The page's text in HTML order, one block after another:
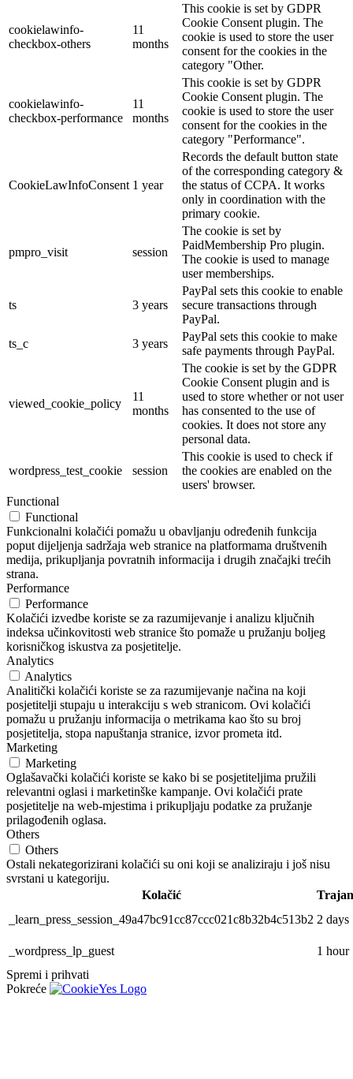
cookielawinfo-
checkbox-others
11
months
This cookie is set by GDPR
Cookie Consent plugin. The
cookie is used to store the user
consent for the cookies in the
category "Other.
cookielawinfo-
checkbox-performance
11
months
This cookie is set by GDPR
Cookie Consent plugin. The
cookie is used to store the user
consent for the cookies in the
category "Performance".
CookieLawInfoConsent 1 year
Records the default button state
of the corresponding category &
the status of CCPA. It works
only in coordination with the
primary cookie.
pmpro_visit session
The cookie is set by
PaidMembership Pro plugin.
The cookie is used to manage
user memberships.
ts 3 years
PayPal sets this cookie to enable
secure transactions through
PayPal.
ts_c
3 years
PayPal sets this cookie to make
safe payments through PayPal.
viewed_cookie_policy
11
months
The cookie is set by the GDPR
Cookie Consent plugin and is
used to store whether or not user
has consented to the use of
cookies. It does not store any
personal data.
wordpress_test_cookie session
This cookie is used to check if
the cookies are enabled on the
users' browser.
Functional
Functional
Funkcionalni kolačići pomažu u obavljanju određenih funkcija
poput dijeljenja sadržaja web stranice na platformama društvenih
medija, prikupljanja povratnih informacija i drugih značajki trećih
strana.
Performance
Performance
Kolačići izvedbe koriste se za razumijevanje i analizu ključnih
indeksa učinkovitosti web stranice što pomaže u pružanju boljeg
korisničkog iskustva za posjetitelje.
Analytics
Analytics
Analitički kolačići koriste se za razumijevanje načina na koji
posjetitelji stupaju u interakciju s web stranicom. Ovi kolačići
pomažu u pružanju informacija o metrikama kao što su broj
posjetitelja, stopa napuštanja stranice, izvor prometa itd.
Marketing
Marketing
Oglašavački kolačići koriste se kako bi se posjetiteljima pružili
relevantni oglasi i marketinške kampanje. Ovi kolačići prate
posjetitelje na web-mjestima i prikupljaju podatke za pružanje
prilagođenih oglasa.
Others
Others
Ostali nekategorizirani kolačići su oni koji se analiziraju i još nisu
svrstani u kategoriju.
Kolačić
_learn_press_session_49a47bc91cc87ccc021c8b32b4c513b2 2 days
_wordpress_lp_guest
1 hour
Spremi i prihvati
Pokreće